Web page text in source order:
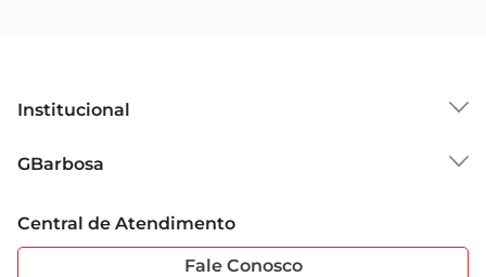
Institucional
Grupo Cencosud
Sobre Privacidade
Portal do Fornecedo
GBarbosa
Garantia Estendida
Central de Atendimento
Fale Conosco